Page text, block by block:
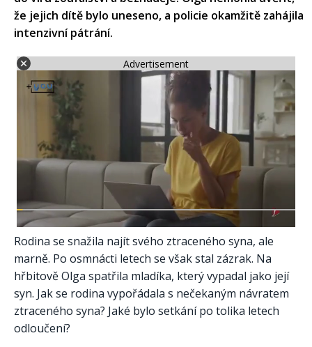
že jejich dítě bylo uneseno, a policie okamžitě zahájila
intenzivní pátrání.
Advertisement
Rodina se snažila najít svého ztraceného syna, ale
marně. Po osmnácti letech se však stal zázrak. Na
hřbitově Olga spatřila mladíka, který vypadal jako její
syn. Jak se rodina vypořádala s nečekaným návratem
ztraceného syna? Jaké bylo setkání po tolika letech
odloučení?